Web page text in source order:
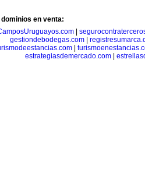
en venta:
|
gestiondebodegas.com|
estrategiasdemercado.com